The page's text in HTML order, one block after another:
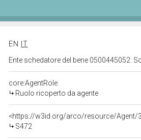
EN
IT
Ente schedatore del bene 0500445052:
core:AgentRole
Ruolo ricoperto da agente
<https://w3id.org/arco/resource/Agent/
S472